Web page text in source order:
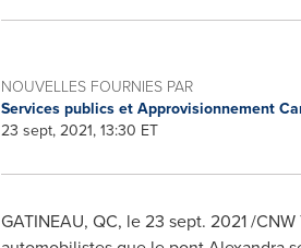
NOUVELLES FOURNIES PAR
Services publics et Approvisionnement
23 sept, 2021, 13:30 ET
GATINEAU, QC, le23 sept. 2021/CNW